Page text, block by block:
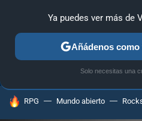
ANÁLISIS GUÍAS Y TRUCOS
HOY SE HABLA DE
RPG Mundo abierto
Ya puedes ver más de
Añádenos
Solo necesitas una